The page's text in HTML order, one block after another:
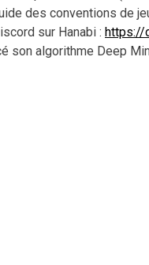
des conventions de
sur Hanabi : https://
son algorithme Deep